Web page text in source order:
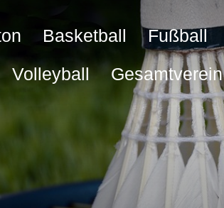
Basketball Fußball
Volleyball Gesamtverein